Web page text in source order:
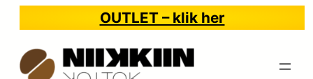
OUTLET – klik her